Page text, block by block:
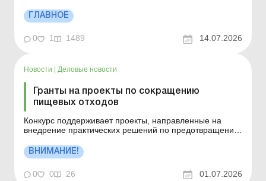
важности предприятий: действует с 03.07.2026 С
03.07.2026 вступили в силу новые критерии от
ГЛАВНОЕ
0 1 1489 14.07.2026
Новости | Деловые новости
Гранты на проекты по сокращению
пищевых отходов
Конкурс поддерживает проекты, направленные на
внедрение практических решений по предотвращению
использования пищевых ресурсов. Предпочтение
отдается решениям и технологиям, уже готовым к
практическому внедрению в промышленных или
коммерческих условиях. Больше...
ВНИМАНИЕ!
0 0 26 01.07.2026